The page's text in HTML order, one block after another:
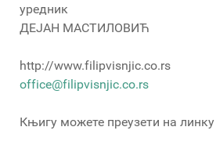
уредник
ДЕЈАН МАСТИЛОВИЋ
http://www.filipvisnjic.co.rs
office@filipvisnjic.co.rs
Књигу можете преузети на линку